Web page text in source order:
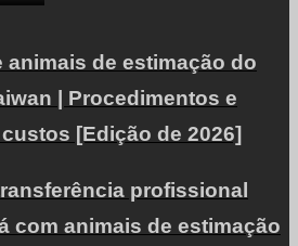
animais de estimação do
| Procedimentos e
[Edição de 2026]
profissional
com animais de estimação